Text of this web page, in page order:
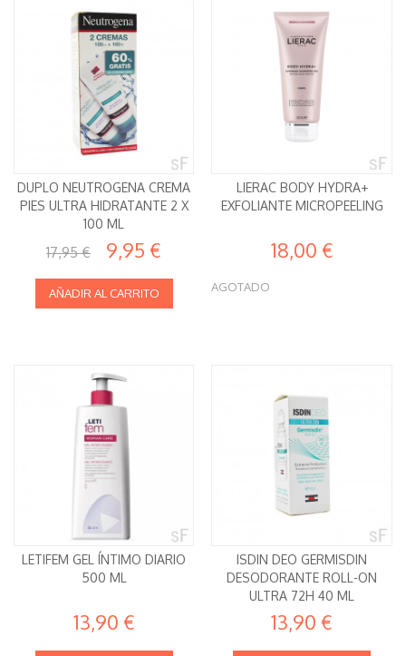
DUPLO NEUTROGENA CREMA
PIES ULTRA HIDRATANTE 2 X
100 ML
17,95 € 9,95 €
AÑADIR AL CARRITO
LIERAC BODY HYDRA+
EXFOLIANTE MICROPEELING
18,00 €
AGOTADO
LETIFEM GEL ÍNTIMO DIARIO
500 ML
13,90 €
ISDIN DEO GERMISDIN
DESODORANTE ROLL-ON
ULTRA 72H 40 ML
13,90 €